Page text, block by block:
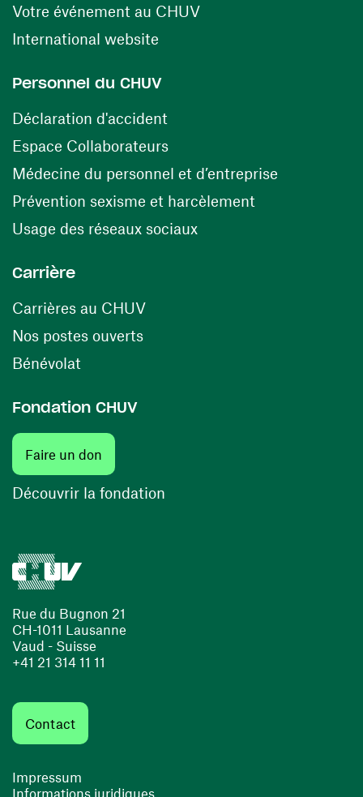
Rue du Bugnon 21
CH-1011 Lausanne
Vaud - Suisse
+41 21 314 11 11
Contact
Impressum
Informations juridiques
Votre événement au CHUV(opens in a new
International website
Personnel du CHUV
Déclaration d'accident
Espace Collaborateurs(opens in a new window)
Médecine du personnel et d’entreprise
Prévention sexisme et harcèlement
Usage des réseaux sociaux(opens in a new
Carrière
Carrières au CHUV(opens in a new window)
Nos postes ouverts(opens in a new window)
Bénévolat
Fondation CHUV
Faire un don
Découvrir la fondation